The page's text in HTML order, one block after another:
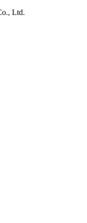
Ltd.